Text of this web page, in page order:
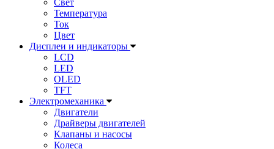
Свет
Температура
Ток
Цвет
Дисплеи и индикаторы
LCD
LED
OLED
TFT
Электромеханика
Двигатели
Драйверы двигателей
Клапаны и насосы
Колеса